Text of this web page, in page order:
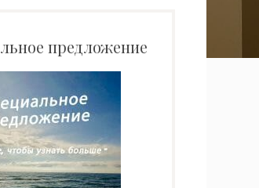
предложение